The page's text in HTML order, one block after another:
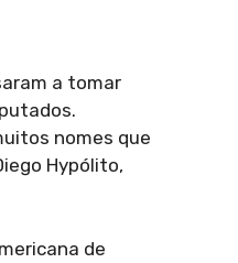
a tomar
nomes que
Hypólito,
de